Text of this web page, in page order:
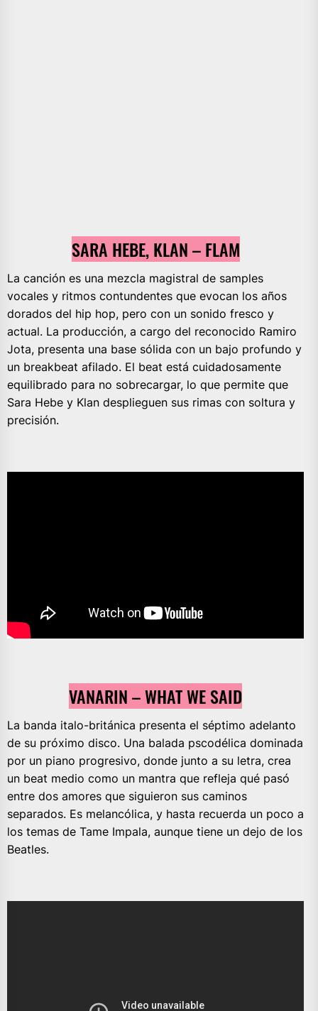
SARA HEBE, KLAN – FLAM
La canción es una mezcla magistral de samples
vocales y ritmos contundentes que evocan los años
dorados del hip hop, pero con un sonido fresco y
actual. La producción, a cargo del reconocido Ramiro
Jota, presenta una base sólida con un bajo profundo y
un breakbeat afilado. El beat está cuidadosamente
equilibrado para no sobrecargar, lo que permite que
Sara Hebe y Klan desplieguen sus rimas con soltura y
precisión.
VANARIN – WHAT WE SAID
La banda italo-británica presenta el séptimo adelanto
de su próximo disco. Una balada pscodélica dominada
por un piano progresivo, donde junto a su letra, crea
un beat medio como un mantra que refleja qué pasó
entre dos amores que siguieron sus caminos
separados. Es melancólica, y hasta recuerda un poco a
los temas de Tame Impala, aunque tiene un dejo de los
Beatles.